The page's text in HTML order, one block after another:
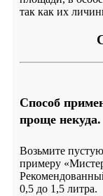
так как их
Способ
проще некуда.
Возьмите
примеру
0,5 до 1,5 литра.